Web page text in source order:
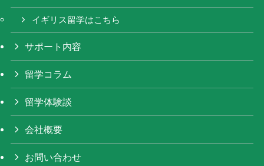
イギリス留学はこちら
サポート内容
留学コラム
留学体験談
会社概要
お問い合わせ